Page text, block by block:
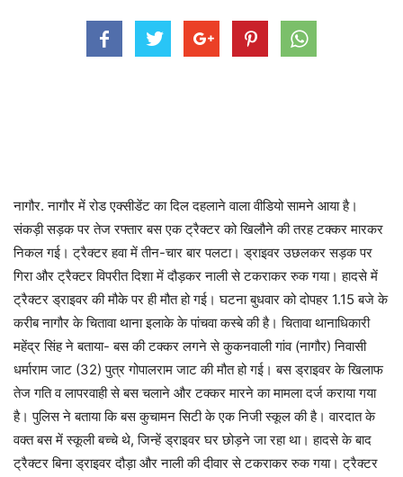
नागौर.नागौर में रोड एक्सीडेंट का दिल दहलाने वाला वीडियो सामने आया है।
संकड़ी सड़क पर तेज रफ्तार बस एक ट्रैक्टर को खिलौने की तरह टक्कर मारकर
निकल गई। ट्रैक्टर हवा में तीन-चार बार पलटा। ड्राइवर उछलकर सड़क पर
गिरा और ट्रैक्टर विपरीत दिशा में दौड़कर नाली से टकराकर रुक गया। हादसे में
ट्रैक्टर ड्राइवर की मौके पर ही मौत हो गई। घटना बुधवार को दोपहर 1.15 बजे के
करीब नागौर के चितावा थाना इलाके के पांचवा कस्बे की है। चितावा थानाधिकारी
महेंद्र सिंह ने बताया- बस की टक्कर लगने से कुकनवाली गांव (नागौर) निवासी
धर्माराम जाट (32) पुत्र गोपालराम जाट की मौत हो गई। बस ड्राइवर के खिलाफ
तेज गति व लापरवाही से बस चलाने और टक्कर मारने का मामला दर्ज कराया गया
है। पुलिस ने बताया कि बस कुचामन सिटी के एक निजी स्कूल की है। वारदात के
वक्त बस में स्कूली बच्चे थे, जिन्हें ड्राइवर घर छोड़ने जा रहा था। हादसे के बाद
ट्रैक्टर बिना ड्राइवर दौड़ा और नाली की दीवार से टकराकर रुक गया। ट्रैक्टर